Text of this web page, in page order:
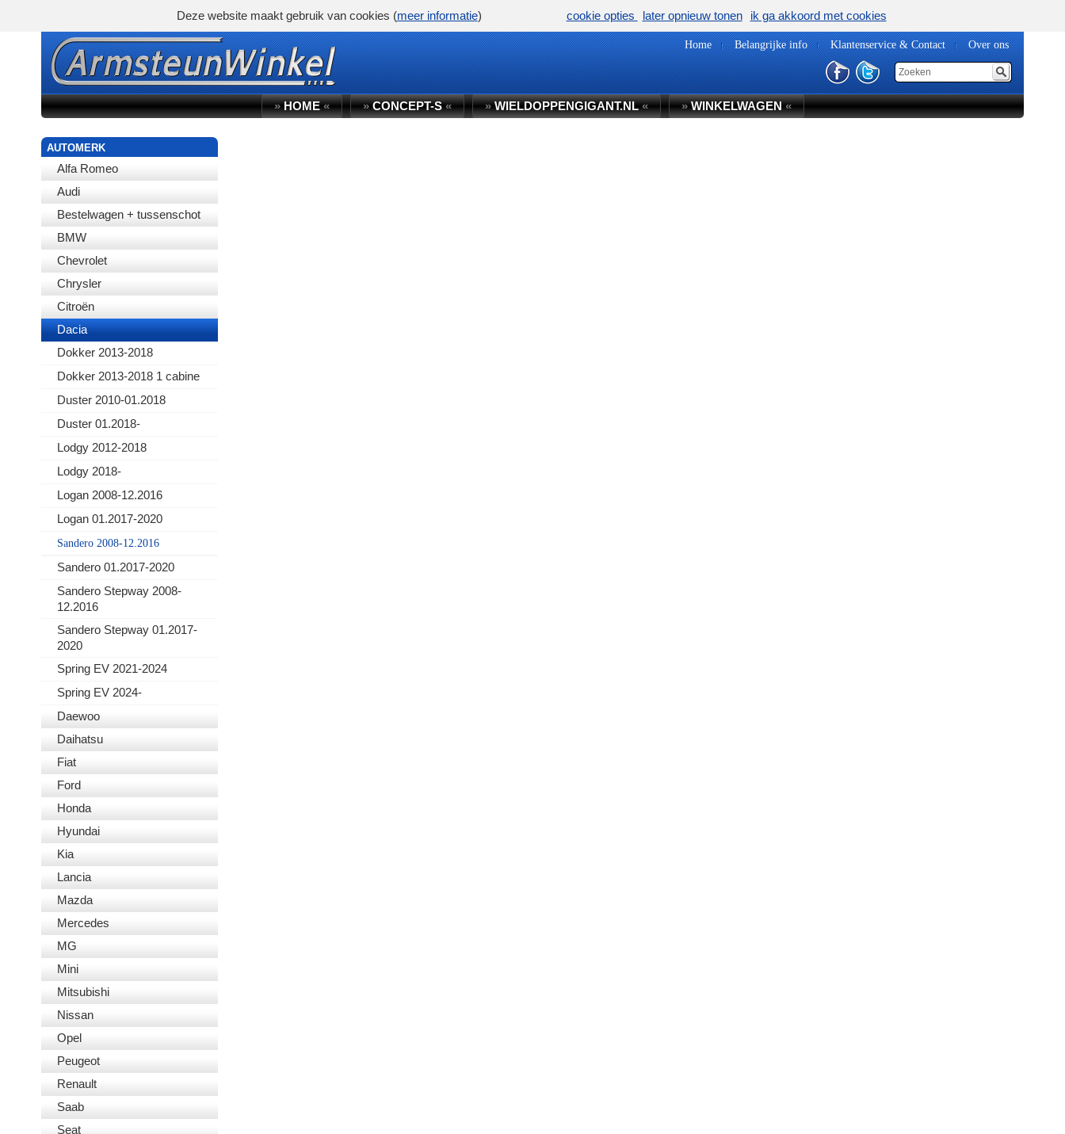
Home Belangrijke info Klantenservice & Contact Over ons
»HOME« »CONCEPT-S« »WIELDOPPENGIGANT.NL« »WINKELWAGEN«
AUTOMERK
Alfa Romeo
Audi
Bestelwagen + tussenschot
BMW
Chevrolet
Chrysler
Citroën
Dacia
Dokker 2013-2018
Dokker 2013-2018 1 cabine
Duster 2010-01.2018
Duster 01.2018-
Lodgy 2012-2018
Lodgy 2018-
Logan 2008-12.2016
Logan 01.2017-2020
Sandero 2008-12.2016
Sandero 01.2017-2020
Sandero Stepway 2008-
12.2016
Sandero Stepway 01.2017-
2020
Spring EV 2021-2024
Spring EV 2024-
Daewoo
Daihatsu
Fiat
Ford
Honda
Hyundai
Kia
Lancia
Mazda
Mercedes
MG
Mini
Mitsubishi
Nissan
Opel
Peugeot
Renault
Saab
Seat
Deze website maakt gebruik van cookies (meer informatie) cookie opties later opnieuw tonen ik ga akkoord met cookies